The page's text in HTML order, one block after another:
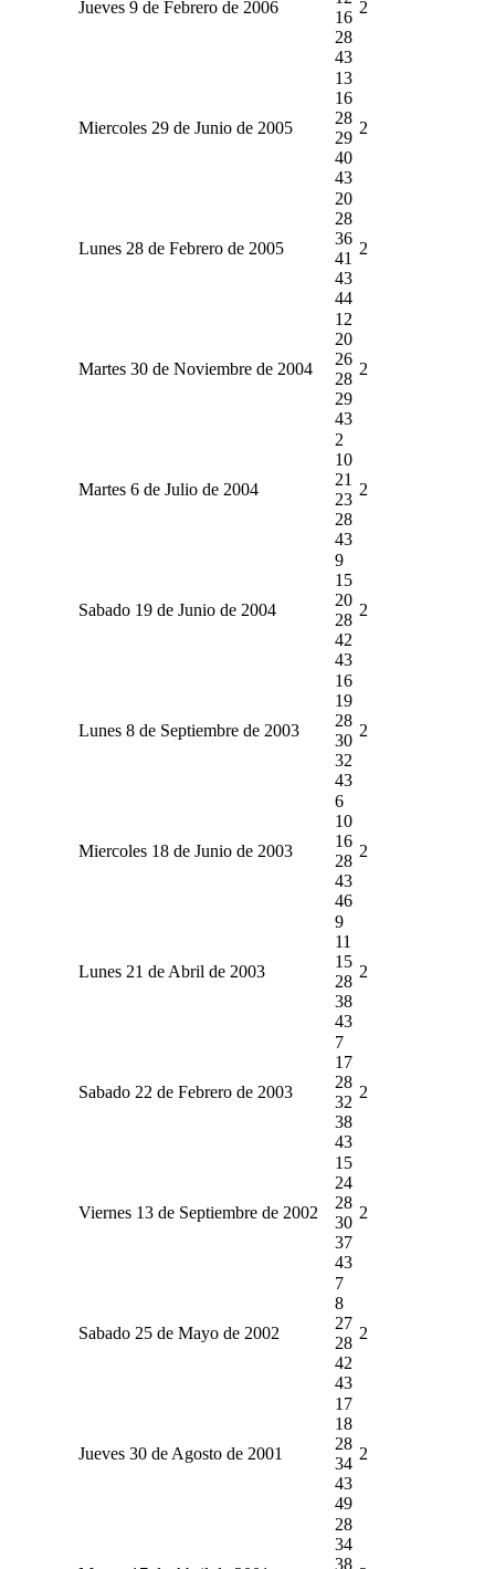
Jueves 9 de Febrero de 2006
16
28
43
2
Miercoles 29 de Junio de 2005
13
16
28
29
40
43
2
Lunes 28 de Febrero de 2005
20
28
36
41
43
44
2
Martes 30 de Noviembre de 2004
12
20
26
28
29
43
2
Martes 6 de Julio de 2004
2
10
21
23
28
43
2
Sabado 19 de Junio de 2004
9
15
20
28
42
43
2
Lunes 8 de Septiembre de 2003
16
19
28
30
32
43
2
Miercoles 18 de Junio de 2003
6
10
16
28
43
46
2
Lunes 21 de Abril de 2003
9
11
15
28
38
43
2
Sabado 22 de Febrero de 2003
7
17
28
32
38
43
2
Viernes 13 de Septiembre de 2002
15
24
28
30
37
43
2
Sabado 25 de Mayo de 2002
7
8
27
28
42
43
2
Jueves 30 de Agosto de 2001
17
18
28
34
43
49
2
28
34
38